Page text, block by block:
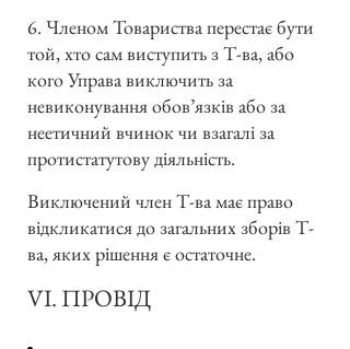
6. Членом Товариства перестає бути
той, хто сам виступить з Т-ва, або
кого Управа виключить за
невиконування обов’язків або за
неетичний вчинок чи взагалі за
протистатутову діяльність.
Виключений член Т-ва має право
відкликатися до загальних зборів Т-
ва, яких рішення є остаточне.
VI. ПРОВІД